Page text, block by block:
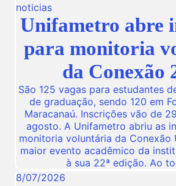
noticias
Unifametro abre
para monitoria
da Conexão
São 125 vagas para estudantes
de graduação, sendo 120 em
Maracanaú. Inscrições vão de
agosto. A Unifametro abriu as
monitoria voluntária da Conexão
maior evento acadêmico da
à sua 22ª edição. Ao
8/07/2026